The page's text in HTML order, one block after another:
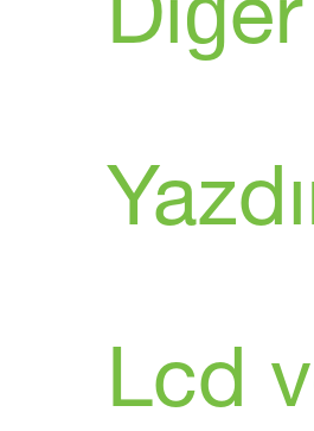
Diğer
Lcd